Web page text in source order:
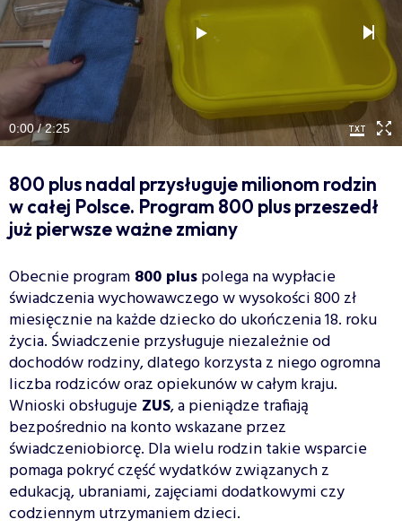
0:00 / 2:25
800 plus nadal przysługuje milionom rodzin
w całej Polsce. Program 800 plus przeszedł
już pierwsze ważne zmiany
Obecnie program 800 pluspolega na wypłacie
świadczenia wychowawczego w wysokości 800 zł
miesięcznie na każde dziecko do ukończenia 18. roku
życia. Świadczenie przysługuje niezależnie od
dochodów rodziny, dlatego korzysta z niego ogromna
liczba rodziców oraz opiekunów w całym kraju.
Wnioski obsługuje ZUS, a pieniądze trafiają
bezpośrednio na konto wskazane przez
świadczeniobiorcę. Dla wielu rodzin takie wsparcie
pomaga pokryć część wydatków związanych z
edukacją, ubraniami, zajęciami dodatkowymi czy
codziennym utrzymaniem dzieci.